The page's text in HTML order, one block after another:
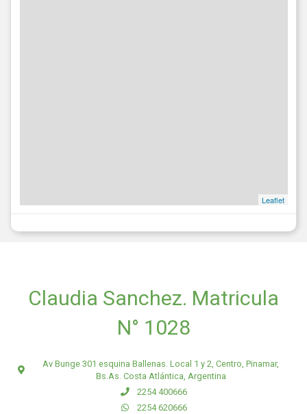
Leaflet
Claudia Sanchez. Matricula
N° 1028
Av Bunge 301 esquina Ballenas. Local 1 y 2, Centro, Pinamar,
Bs.As. Costa Atlántica, Argentina
2254 400666
2254 620666